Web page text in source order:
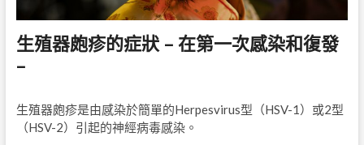
生殖器皰疹的症狀 – 在第一次感染和復發
–
生殖器皰疹是由感染於簡單的Herpesvirus型（HSV-1）或2型
（HSV-2）引起的神經病毒感染。